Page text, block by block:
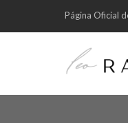
Página Oficial